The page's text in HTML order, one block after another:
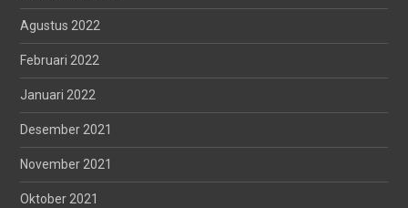
Agustus 2022
Februari 2022
Januari 2022
Desember 2021
November 2021
Oktober 2021